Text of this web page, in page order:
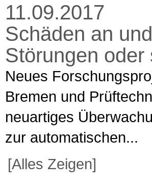
11.09.2017
Schäden an
Störungen
Neues
Bremen und
neuartiges
zur automatischen...
[Alles Zeigen]